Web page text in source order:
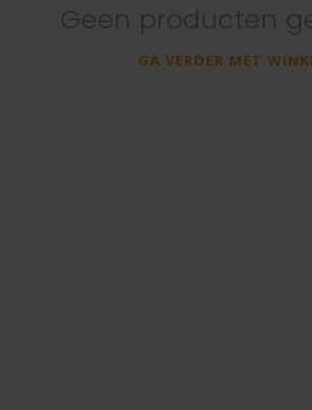
Geen producten
GA VERDER MET